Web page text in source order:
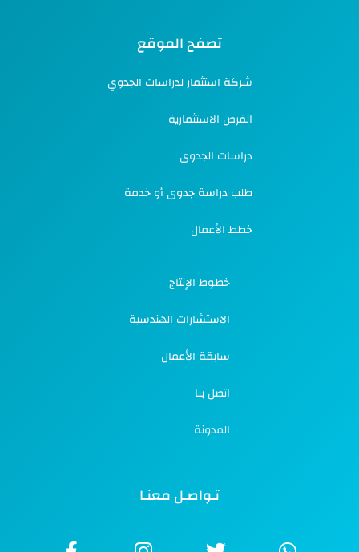
تصفح الموقع
شركة استثمار لدراسات الجدوي
الفرص الاستثمارية
دراسات الجدوى
طلب دراسة جدوى أو خدمة
خطط الأعمال
خطوط الإنتاج
الاستشارات الهندسية
سابقة الأعمال
اتصل بنا
المدونة
تـواصـل معنـا